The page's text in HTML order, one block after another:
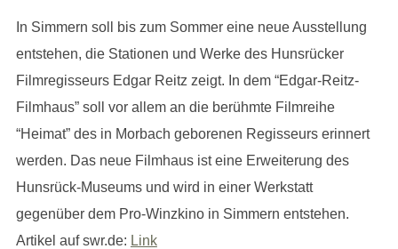
In Simmern soll bis zum Sommer eine neue Ausstellung
entstehen, die Stationen und Werke des Hunsrücker
Filmregisseurs Edgar Reitz zeigt. In dem “Edgar-Reitz-
Filmhaus” soll vor allem an die berühmte Filmreihe
“Heimat” des in Morbach geborenen Regisseurs erinnert
werden. Das neue Filmhaus ist eine Erweiterung des
Hunsrück-Museums und wird in einer Werkstatt
gegenüber dem Pro-Winzkino in Simmern entstehen.
Artikel auf swr.de: Link